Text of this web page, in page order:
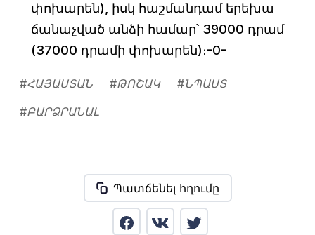
փոխարեն), իսկ հաշմանդամ երեխա
ճանաչված անձի համար՝ 39000 դրամ
(37000 դրամի փոխարեն)։-0-
#ՀԱՅԱՍՏԱՆ #ԹՈՇԱԿ #ՆՊԱՍՏ
#ԲԱՐՁՐԱՆԱԼ
Պատճենել հղումը